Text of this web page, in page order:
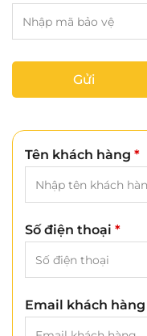
Gửi
Tên khách hàng *
Số điện thoại *
Email khách hàng